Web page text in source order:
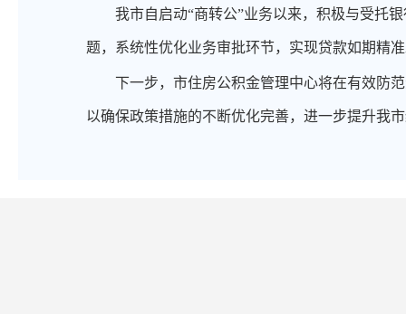
我市自启动“商转公”业务以来，积极与受托
题，系统性优化业务审批环节，实现贷款如期精
下一步，市住房公积金管理中心将在有效防
以确保政策措施的不断优化完善，进一步提升我